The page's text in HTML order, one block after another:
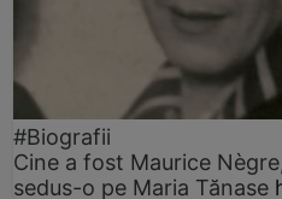
#Biografii
Cine a fost Maurice
sedus-o pe Maria Tănase